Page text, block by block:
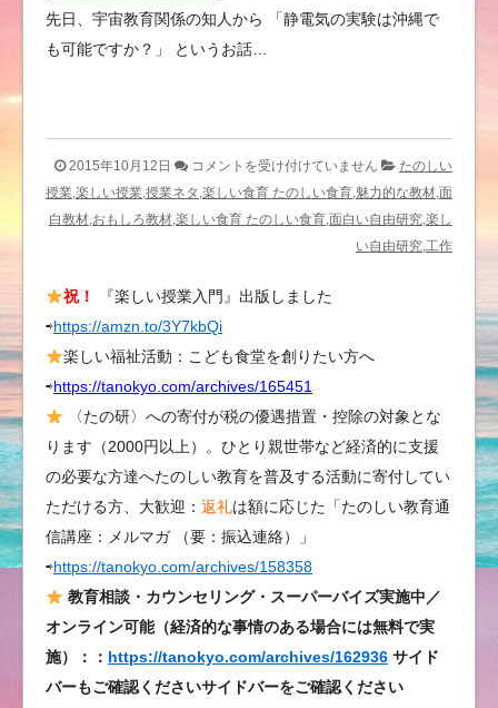
先日、宇宙教育関係の知人から 「静電気の実験は沖縄で
も可能ですか？」 というお話…
2015年10月12日
た
の
し
業
プ
ラ
ン
「読
の
世
界」
は
コメントを受け付けていません
たのしい
授業,楽しい授業,授業ネタ,楽しい食育 たのしい食育,魅力的な教材,面
白教材,おもしろ教材,楽しい食育 たのしい食育,面白い自由研究,楽し
い自由研究,工作
祝！
『楽しい授業入門』出版しました
⇨https://amzn.to/3Y7kbQi
楽しい福祉活動：こども食堂を創りたい方へ
⇨https://tanokyo.com/archives/165451
〈たの研〉への寄付が税の優遇措置・控除の対象とな
ります（2000円以上）。ひとり親世帯など経済的に支援
の必要な方達へたのしい教育を普及する活動に寄付してい
ただける方、大歓迎： 返礼は額に応じた「たのしい教育通
信講座：メルマガ （要：振込連絡）」
⇨https://tanokyo.com/archives/158358
教育相談・カウンセリング・スーパーバイズ実施中／
オンライン可能（経済的な事情のある場合には無料で実
施）：： https://tanokyo.com/archives/162936 サイド
バーもご確認くださいサイドバーをご確認ください